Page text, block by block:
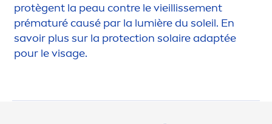
protègent la peau contre le vieillissement
prématuré causé par la lumière du soleil. En
savoir plus sur la protection solaire adaptée
pour le visage.